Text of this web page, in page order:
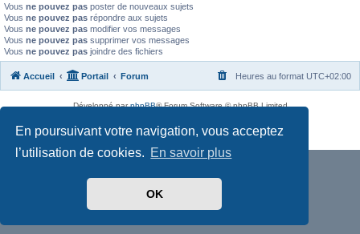
En poursuivant votre navigation, vous acceptez
l’utilisation de cookies. En savoir plus
OK
Vous ne pouvez pas poster de nouveaux sujets
Vous ne pouvez pas répondre aux sujets
Vous ne pouvez pas modifier vos messages
Vous ne pouvez pas supprimer vos messages
Vous ne pouvez pas joindre des fichiers
Accueil Portail Forum Heures au format UTC+02:00
Développé parphpBB® Forum Software © phpBB Limited
Confidentialité| Conditions